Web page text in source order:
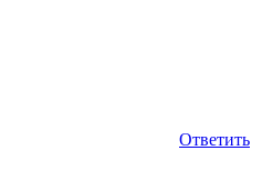
Ответить